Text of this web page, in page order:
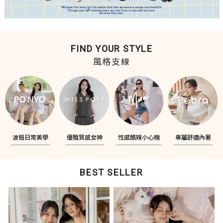
FIND YOUR STYLE
風格支線
波妞日常美學 優雅質感女神 性感酷辣小心機 專屬舒適內著
BEST SELLER